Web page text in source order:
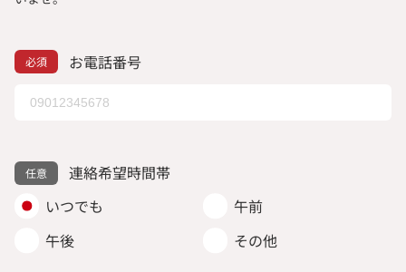
お電話番号
連絡希望時間帯
いつでも
午前
午後
その他